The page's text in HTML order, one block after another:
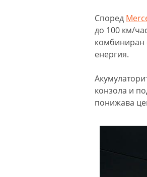
Според
до 100 км/
комбиниран
енергия.
конзола и
понижава